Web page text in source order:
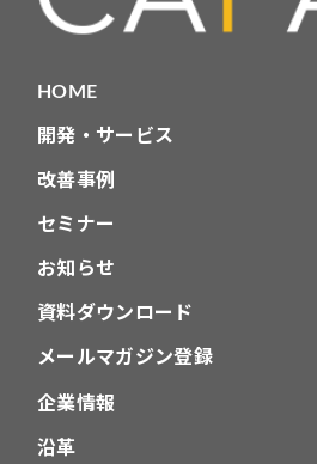
シ
ンHOME
開発・サービス
改善事例
セミナー
お知らせ
資料ダウンロード
メールマガジン登録
企業情報
沿革